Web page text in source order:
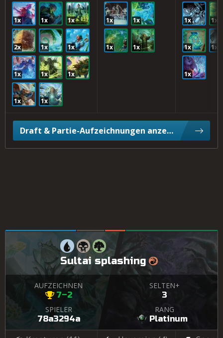
1x 1x 1x
2x 1x 1x
1x 1x 1x
1x 1x
1x 1x
1x 1x
1x 1x
1x 1x
1x
Draft & Partie-Aufzeichnungen anzeigen
Sultai splashing
AUFZEICHNEN
7–2
SELTEN+
3
SPIELER
78a3294a
RANG
Platinum